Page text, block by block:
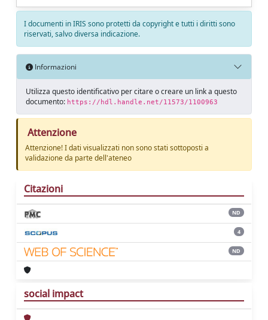
I documenti in IRIS sono protetti da copyright e tutti i diritti sono
riservati, salvo diversa indicazione.
Informazioni
Utilizza questo identificativo per citare o creare un link a questo
documento: https://hdl.handle.net/11573/1100963
Attenzione
Attenzione! I dati visualizzati non sono stati sottoposti a
validazione da parte dell'ateneo
Citazioni
ND
4
ND
social impact